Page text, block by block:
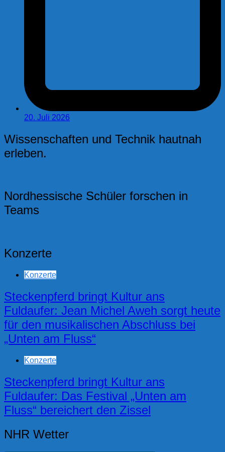
20. Juli 2026
Wissenschaften und Technik hautnah
erleben.
Nordhessische Schüler forschen in
Teams
Konzerte
Konzerte
Steckenpferd bringt Kultur ans
Fuldaufer: Jean Michel Aweh sorgt heute
für den musikalischen Abschluss bei
„Unten am Fluss“
Konzerte
Steckenpferd bringt Kultur ans
Fuldaufer: Das Festival „Unten am
Fluss“ bereichert den Zissel
NHR Wetter